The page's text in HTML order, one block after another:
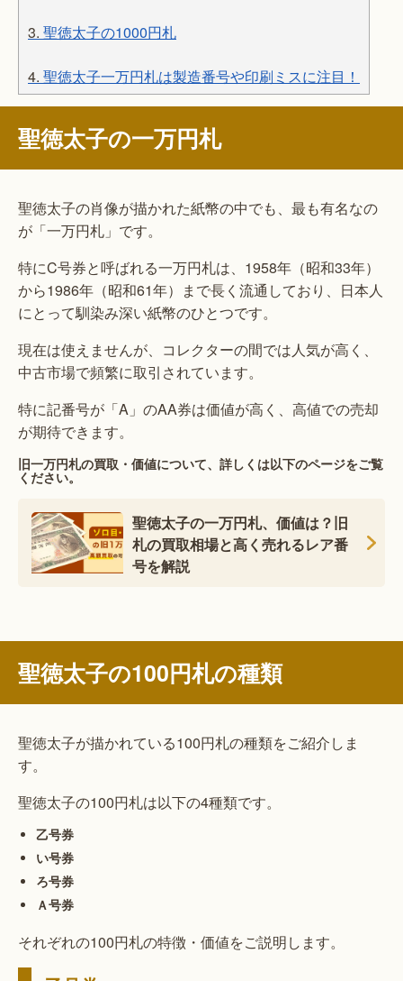
3. 聖徳太子の1000円札
4. 聖徳太子一万円札は製造番号や印刷ミスに注目！
聖徳太子の一万円札
聖徳太子の肖像が描かれた紙幣の中でも、最も有名なの
が「一万円札」です。
特にC号券と呼ばれる一万円札は、1958年（昭和33年）
から1986年（昭和61年）まで長く流通しており、日本人
にとって馴染み深い紙幣のひとつです。
現在は使えませんが、コレクターの間では人気が高く、
中古市場で頻繁に取引されています。
特に記番号が「A」のAA券は価値が高く、高値での売却
が期待できます。
旧一万円札の買取・価値について、詳しくは以下のページをご覧
ください。
聖徳太子の一万円札、価値は？旧
札の買取相場と高く売れるレア番
号を解説
聖徳太子の100円札の種類
聖徳太子が描かれている100円札の種類をご紹介しま
す。
聖徳太子の100円札は以下の4種類です。
乙号券
い号券
ろ号券
Ａ号券
それぞれの100円札の特徴・価値をご説明します。